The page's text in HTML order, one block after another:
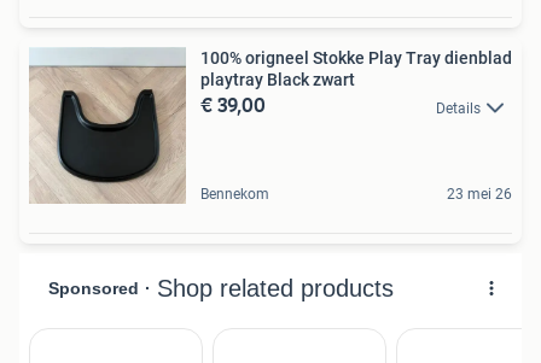
100% origneel Stokke Play Tray dienblad
playtray Black zwart
€ 39,00 Details
Bennekom 23 mei 26